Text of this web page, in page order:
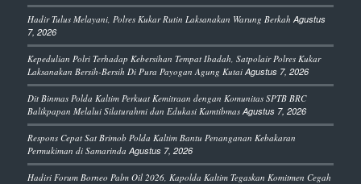
Hadir Tulus Melayani, Polres Kukar Rutin Laksanakan Warung Berkah Agustus
7, 2026
Kepedulian Polri Terhadap Kebersihan Tempat Ibadah, Satpolair Polres Kukar
Laksanakan Bersih-Bersih Di Pura Payogan Agung Kutai Agustus 7, 2026
Dit Binmas Polda Kaltim Perkuat Kemitraan dengan Komunitas SPTB BRC
Balikpapan Melalui Silaturahmi dan Edukasi Kamtibmas Agustus 7, 2026
Respons Cepat Sat Brimob Polda Kaltim Bantu Penanganan Kebakaran
Permukiman di Samarinda Agustus 7, 2026
Hadiri Forum Borneo Palm Oil 2026, Kapolda Kaltim Tegaskan Komitmen Cegah